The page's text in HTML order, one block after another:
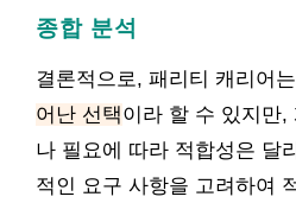
종합 분석
결론적으로, 패리티 캐리어는
어난 선택이라 할 수 있지만,
나 필요에 따라 적합성은 달
적인 요구 사항을 고려하여